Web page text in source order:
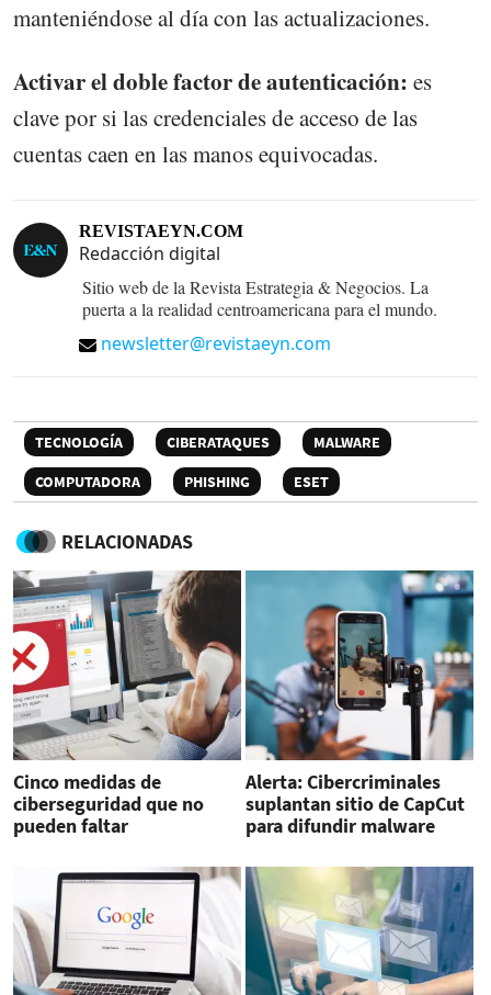
manteniéndose al día con las actualizaciones.
Activar el doble factor de autenticación: es
clave por si las credenciales de acceso de las
cuentas caen en las manos equivocadas.
REVISTAEYN.COM
Redacción digital
Sitio web de la Revista Estrategia & Negocios. La
puerta a la realidad centroamericana para el mundo.
newsletter@revistaeyn.com
TECNOLOGÍA CIBERATAQUES
MALWARE
COMPUTADORA
PHISHING ESET
RELACIONADAS
Cinco medidas de
ciberseguridad que no
pueden faltar
Alerta: Cibercriminales
suplantan sitio de CapCut
para difundir malware